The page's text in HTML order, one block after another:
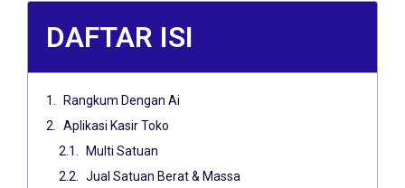
DAFTAR ISI
Rangkum Dengan Ai
Aplikasi Kasir Toko
Multi Satuan
Jual Satuan Berat & Massa